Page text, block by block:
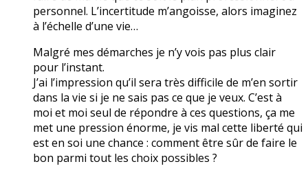
personnel. L’incertitude m’angoisse, alors imaginez
à l’échelle d’une vie…
Malgré mes démarches je n’y vois pas plus clair
pour l’instant.
J’ai l’impression qu’il sera très difficile de m’en sortir
dans la vie si je ne sais pas ce que je veux. C’est à
moi et moi seul de répondre à ces questions, ça me
met une pression énorme, je vis mal cette liberté qui
est en soi une chance : comment être sûr de faire le
bon parmi tout les choix possibles ?